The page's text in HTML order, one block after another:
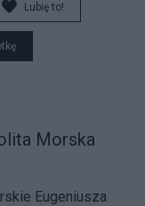
Lubię to!
Morska
Eugeniusza